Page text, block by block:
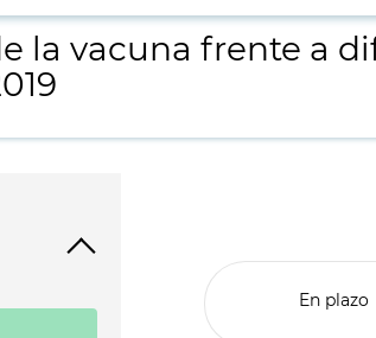
la vacuna frente a
En plazo